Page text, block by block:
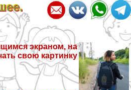
экраном, на
свою картинку